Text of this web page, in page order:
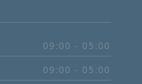
09:00 - 05:00
09:00 - 05:00